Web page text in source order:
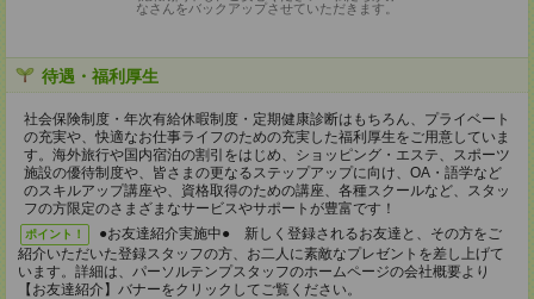
なさんをバックアップさせていただきます。
待遇・福利厚生
社会保険制度・年次有給休暇制度・定期健康診断はもちろん、プライベート
の充実や、快適なお仕事ライフのための充実した福利厚生をご用意していま
す。海外旅行や国内宿泊の割引をはじめ、ショッピング・エステ、スポーツ
施設の優待制度や、皆さまの更なるステップアップに向け、OA・語学など
のスキルアップ講座や、資格取得のための講座、各種スクールなど、スタッ
フの方限定のさまざまなサービスやサポートが豊富です！
ポイント！
●お友達紹介実施中● 新しく登録されるお友達と、その方をご
紹介いただいた登録スタッフの方、お二人に素敵なプレゼントを差し上げて
います。詳細は、パーソルテンプスタッフのホームページの会社概要より
【お友達紹介】バナーをクリックしてご覧ください。